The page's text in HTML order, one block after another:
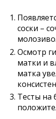
соски –
молозиво.
Осмотр
матки и
матка
Тесты на